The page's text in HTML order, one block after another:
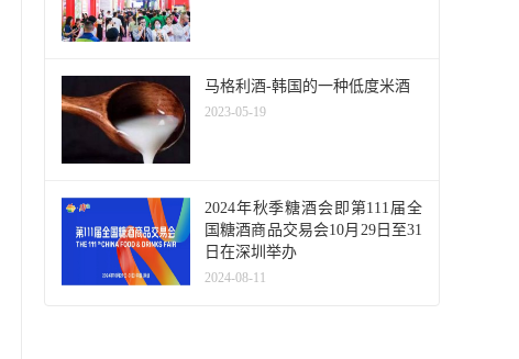
马格利酒-韩国的一种低度米酒
2023-05-19
2024年秋季糖酒会即第111届全
国糖酒商品交易会10月29日至31
日在深圳举办
2024-08-11